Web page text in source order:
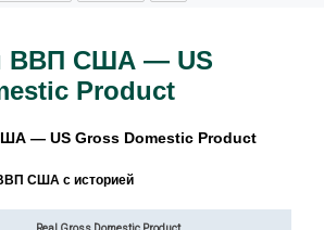
ВВП США — US
Product
— US Gross Domestic Product
США с историей